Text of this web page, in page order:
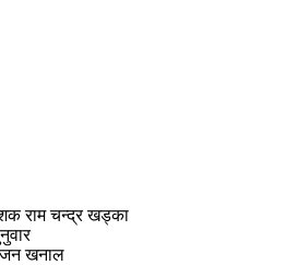
राम चन्द्र खड्का
खनाल